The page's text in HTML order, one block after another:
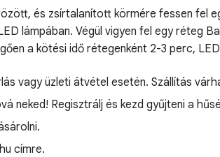
és zsírtalanított körmére fessen
lámpában. Végül vigyen fel egy réteg
a kötési idő rétegenként 2-3 perc,
vagy üzleti átvétel esetén. Szállítás
neked! Regisztrálj és kezd gyűjteni a
címre.